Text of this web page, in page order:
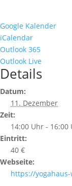
Google Kalender
iCalendar
Outlook 365
Outlook Live
Details
Datum:
11. Dezember
Zeit:
14:00 Uhr - 16:00
Eintritt:
40 €
Webseite:
https://